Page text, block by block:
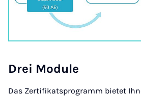
Drei Mo­du­le
Das Zertifikatsprogramm bietet